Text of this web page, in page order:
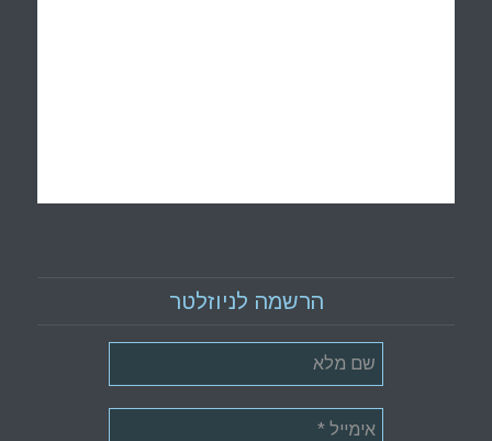
הרשמה לניוזלטר